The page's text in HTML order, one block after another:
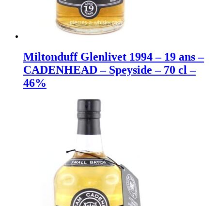
Miltonduff Glenlivet 1994 – 19 ans –
CADENHEAD – Speyside – 70 cl –
46%